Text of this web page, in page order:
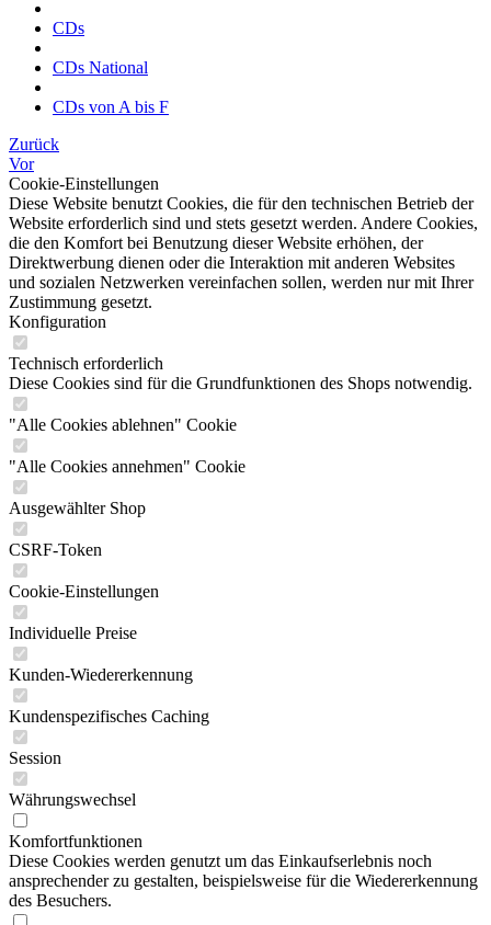
CDs
CDs National
CDs von A bis F
Zurück
Vor
Cookie-Einstellungen
Diese Website benutzt Cookies, die für den technischen Betrieb der
Website erforderlich sind und stets gesetzt werden. Andere Cookies,
die den Komfort bei Benutzung dieser Website erhöhen, der
Direktwerbung dienen oder die Interaktion mit anderen Websites
und sozialen Netzwerken vereinfachen sollen, werden nur mit Ihrer
Zustimmung gesetzt.
Konfiguration
Technisch erforderlich
Diese Cookies sind für die Grundfunktionen des Shops notwendig.
"Alle Cookies ablehnen" Cookie
"Alle Cookies annehmen" Cookie
Ausgewählter Shop
CSRF-Token
Cookie-Einstellungen
Individuelle Preise
Kunden-Wiedererkennung
Kundenspezifisches Caching
Session
Währungswechsel
Komfortfunktionen
Diese Cookies werden genutzt um das Einkaufserlebnis noch
ansprechender zu gestalten, beispielsweise für die Wiedererkennung
des Besuchers.